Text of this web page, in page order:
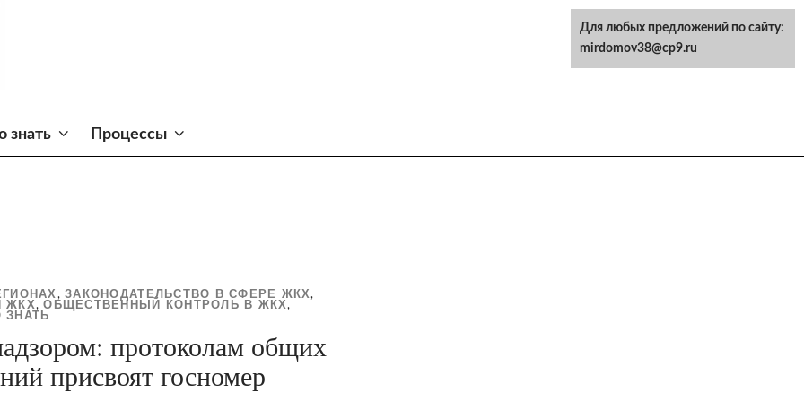
знать Процессы
,ЗАКОНОДАТЕЛЬСТВО В СФЕРЕ ЖКХ,
ЖКХ,ОБЩЕСТВЕННЫЙ КОНТРОЛЬ В ЖКХ,
ЗНАТЬ
протоколам общих
присвоят госномер
Для любых предложений по сайту:
mirdomov38@cp9.ru